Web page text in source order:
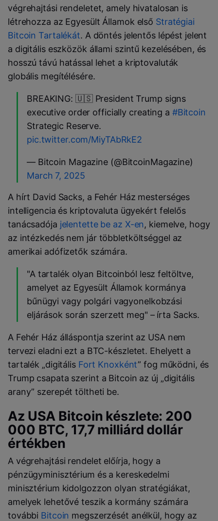
végrehajtási rendeletet, amely hivatalosan is
létrehozza az Egyesült Államok első Stratégiai
Bitcoin Tartalékát. A döntés jelentős lépést jelent
a digitális eszközök állami szintű kezelésében, és
hosszú távú hatással lehet a kriptovaluták
globális megítélésére.
BREAKING: 🇺🇸 President Trump signs
executive order officially creating a #Bitcoin
Strategic Reserve.
pic.twitter.com/MiyTAbRkE2
— Bitcoin Magazine (@BitcoinMagazine)
March 7, 2025
A hírt David Sacks, a Fehér Ház mesterséges
intelligencia és kriptovaluta ügyekért felelős
tanácsadója jelentette be az X-en, kiemelve, hogy
az intézkedés nem jár többletköltséggel az
amerikai adófizetők számára.
"A tartalék olyan Bitcoinból lesz feltöltve,
amelyet az Egyesült Államok kormánya
bűnügyi vagy polgári vagyonelkobzási
eljárások során szerzett meg" – írta Sacks.
A Fehér Ház álláspontja szerint az USA nem
tervezi eladni ezt a BTC-készletet. Ehelyett a
tartalék „digitális Fort Knoxként” fog működni, és
Trump csapata szerint a Bitcoin az új „digitális
arany” szerepét töltheti be.
Az USA Bitcoin készlete: 200
000 BTC, 17,7 milliárd dollár
értékben
A végrehajtási rendelet előírja, hogy a
pénzügyminisztérium és a kereskedelmi
minisztérium kidolgozzon olyan stratégiákat,
amelyek lehetővé teszik a kormány számára
további Bitcoin megszerzését anélkül, hogy az